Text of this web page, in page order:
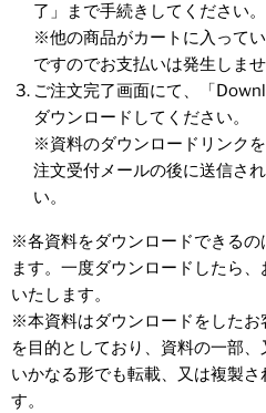
了」まで手続きしてください。
※他の商品がカートに入って
ですのでお支払いは発生しませ
ご注文完了画面にて、「
ダウンロードしてください。
※資料のダウンロードリンク
注文受付メールの後に送信さ
い。
※各資料をダウンロードできるの
ます。一度ダウンロードしたら
いたします。
※本資料はダウンロードをしたお
を目的としており、資料の一部
いかなる形でも転載、又は複製
す。